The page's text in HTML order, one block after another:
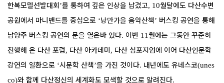
한복모델선발대회’를 통하여 깊은 인상을 남겼고, 10월달에도 다산수변
공원에서 마니밴드를 중심으로 ‘낭만가을 음악산책’ 버스킹 공연을 통해
남양주 버스킹 공연의 문을 열은바 있다. 이번 11 월에는 그동안 꾸준히
진행해 온 다산 포럼, 다산 아카데미, 다산 심포지엄에 이어 다산인문학
강연의 일환으로 ‘시문학 산책’을 가진 것이다. 내년에도 유네스코(unes
co)와 함께 다산정신의 세계화도 모색할 것으로 알려진다.